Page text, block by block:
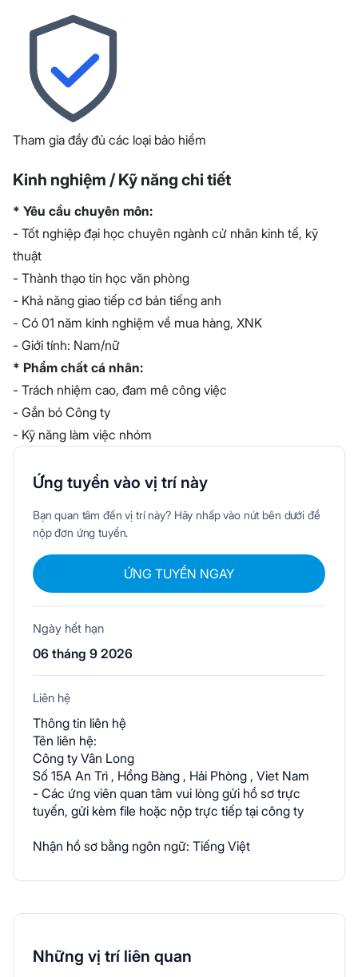
Tham gia đầy đủ các loại bảo hiểm
Kinh nghiệm / Kỹ năng chi tiết
* Yêu cầu chuyên môn:
- Tốt nghiệp đại học chuyên ngành cử nhân kinh tế, kỹ
thuật
- Thành thạo tin học văn phòng
- Khả năng giao tiếp cơ bản tiếng anh
- Có 01 năm kinh nghiệm về mua hàng, XNK
- Giới tính: Nam/nữ
* Phẩm chất cá nhân:
- Trách nhiệm cao, đam mê công việc
- Gắn bó Công ty
- Kỹ năng làm việc nhóm
Ứng tuyển vào vị trí này
Bạn quan tâm đến vị trí này? Hãy nhấp vào nút bên dưới để
nộp đơn ứng tuyển.
ỨNG TUYỂN NGAY
Ngày hết hạn
06 tháng 9 2026
Liên hệ
Thông tin liên hệ
Tên liên hệ:
Công ty Vân Long
Số 15A An Trì , Hồng Bàng , Hải Phòng , Viet Nam
- Các ứng viên quan tâm vui lòng gửi hồ sơ trực
tuyến, gửi kèm file hoặc nộp trực tiếp tại công ty
Nhận hồ sơ bằng ngôn ngữ: Tiếng Việt
Những vị trí liên quan